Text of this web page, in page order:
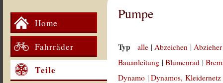
Home
Fahrräder
Teile
Pumpe
Typ alle |Abzeichen |
Bauanleitung |Blumenrad |
Dynamo |Dynamos, Kleidernetz